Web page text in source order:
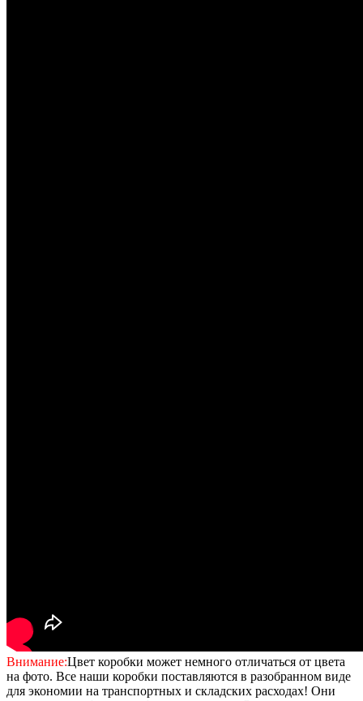
Внимание:Цвет коробки может немного отличаться от цвета
на фото. Все наши коробки поставляются в разобранном виде
для экономии на транспортных и складских расходах! Они